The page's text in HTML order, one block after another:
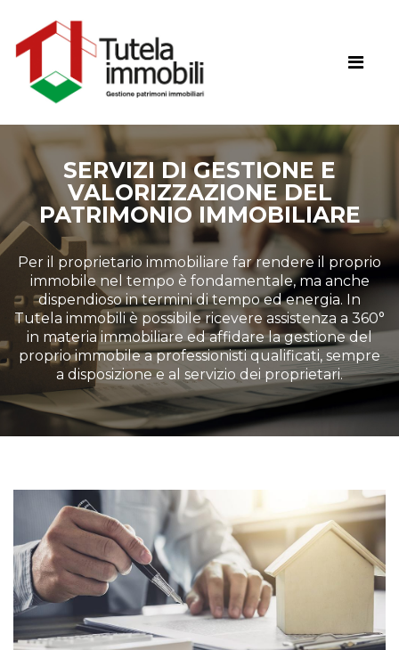
SERVIZI DI GESTIONE E
VALORIZZAZIONE DEL
PATRIMONIO IMMOBILIARE
Per il proprietario immobiliare far rendere il proprio
immobile nel tempo è fondamentale, ma anche
dispendioso in termini di tempo ed energia. In
Tutela immobili è possibile ricevere assistenza a 360°
in materia immobiliare ed affidare la gestione del
proprio immobile a professionisti qualificati, sempre
a disposizione e al servizio dei proprietari.